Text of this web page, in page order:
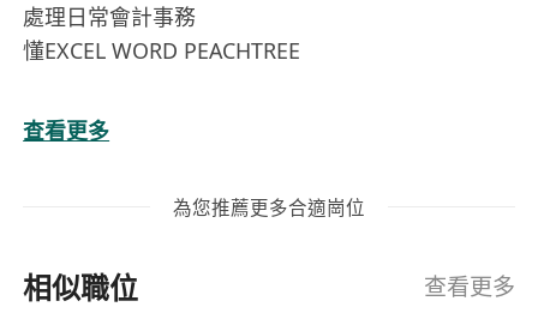
處理日常會計事務
懂EXCEL WORD PEACHTREE
查看更多
為您推薦更多合適崗位
相似職位 查看更多